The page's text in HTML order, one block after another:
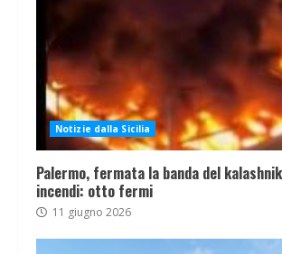
Notizie dalla Sicilia
Palermo, fermata la banda del
incendi: otto fermi
11 giugno 2026